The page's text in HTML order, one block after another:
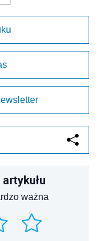
ważna